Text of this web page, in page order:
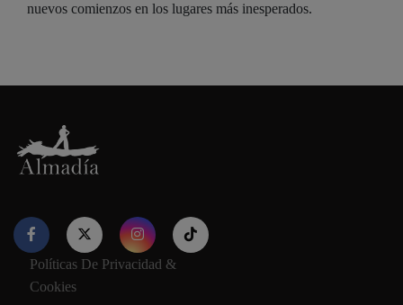
nuevos comienzos en los lugares más inesperados.
Nuestro sitio web utiliza cookies para proporcionar su
experiencia de navegación e información relevante. Antes de
Políticas De Privacidad &
Cookies